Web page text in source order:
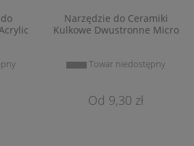
Narzędzie do Ceramiki
Kulkowe Dwustronne Micro
Towar niedostępny
9,30 zł